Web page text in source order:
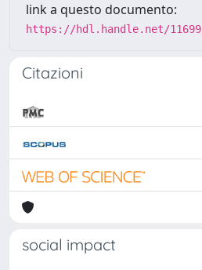
link a questo documento:
https://hdl.handle.net/
Citazioni
social impact